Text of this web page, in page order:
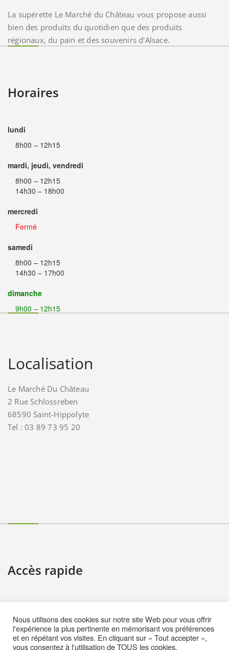
La supérette Le Marché du Château vous propose aussi
bien des produits du quotidien que des produits
régionaux, du pain et des souvenirs d'Alsace.
Horaires
lundi
8h00 – 12h15
mardi, jeudi, vendredi
8h00 – 12h15
14h30 – 18h00
mercredi
Fermé
samedi
8h00 – 12h15
14h30 – 17h00
dimanche
9h00 – 12h15
Localisation
Le Marché Du Château
2 Rue Schlossreben
68590 Saint-Hippolyte
Tel : 03 89 73 95 20
Accès rapide
Informations pratiques
Mentions Légales
Nous utilisons des cookies sur notre site Web pour vous offrir
l'expérience la plus pertinente en mémorisant vos préférences
et en répétant vos visites. En cliquant sur « Tout accepter »,
vous consentez à l'utilisation de TOUS les cookies.